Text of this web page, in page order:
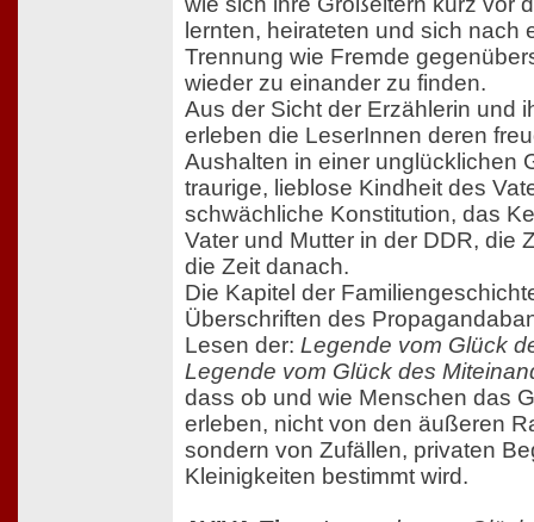
lernten, heirateten und sich nach
Trennung wie Fremde
wieder zu einander zu finden.
Aus der Sicht der Erzählerin und
erleben die LeserInnen deren
Aushalten in einer unglücklichen
traurige, lieblose Kindheit des
schwächliche Konstitution, das
Vater und Mutter in der DDR, die
die Zeit danach.
Die Kapitel der
Überschriften des
Lesen der: Legende vom Glück
Legende vom Glück des
dass ob und wie Menschen das
erleben, nicht von den äußeren
sondern von Zufällen, privaten
Kleinigkeiten bestimmt wird.